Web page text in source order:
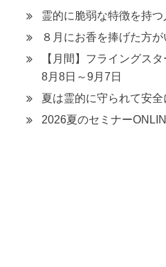
霊的に脆弱な特徴を持つ
８月にお香を捧げた方
【月間】フライングス
8月8日～9月7日
夏は霊的に守られて安全
2026夏のセミナー